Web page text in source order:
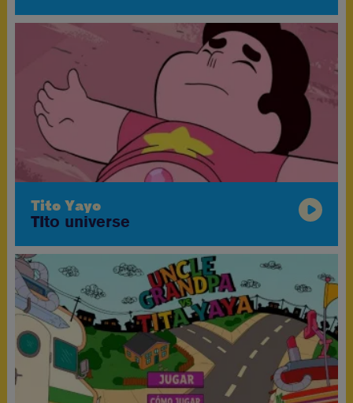
Tito Yayo
TIto universe